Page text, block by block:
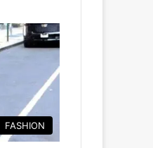
FASHION